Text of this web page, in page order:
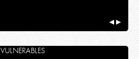
◀ ▶
VULNERABLES